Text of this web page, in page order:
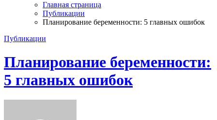
Главная страница
Публикации
Планирование беременности: 5 главных ошибок
Публикации
Планирование беременности:
5 главных ошибок